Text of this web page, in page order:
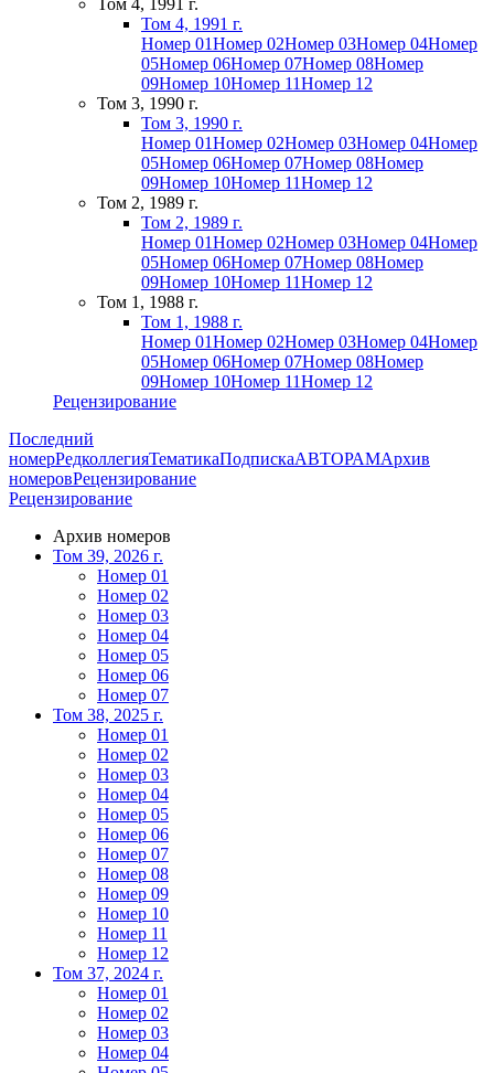
Том 4, 1991 г.
Том 4, 1991 г.
Номер 01Номер 02Номер 03Номер 04Номер
05Номер 06Номер 07Номер 08Номер
09Номер 10Номер 11Номер 12
Том 3, 1990 г.
Том 3, 1990 г.
Номер 01Номер 02Номер 03Номер 04Номер
05Номер 06Номер 07Номер 08Номер
09Номер 10Номер 11Номер 12
Том 2, 1989 г.
Том 2, 1989 г.
Номер 01Номер 02Номер 03Номер 04Номер
05Номер 06Номер 07Номер 08Номер
09Номер 10Номер 11Номер 12
Том 1, 1988 г.
Том 1, 1988 г.
Номер 01Номер 02Номер 03Номер 04Номер
05Номер 06Номер 07Номер 08Номер
09Номер 10Номер 11Номер 12
Рецензирование
Последний
номерРедколлегияТематикаПодпискаАВТОРАМАрхив
номеровРецензирование
Рецензирование
Архив номеров
Том 39, 2026 г.
Номер 01
Номер 02
Номер 03
Номер 04
Номер 05
Номер 06
Номер 07
Том 38, 2025 г.
Номер 01
Номер 02
Номер 03
Номер 04
Номер 05
Номер 06
Номер 07
Номер 08
Номер 09
Номер 10
Номер 11
Номер 12
Том 37, 2024 г.
Номер 01
Номер 02
Номер 03
Номер 04